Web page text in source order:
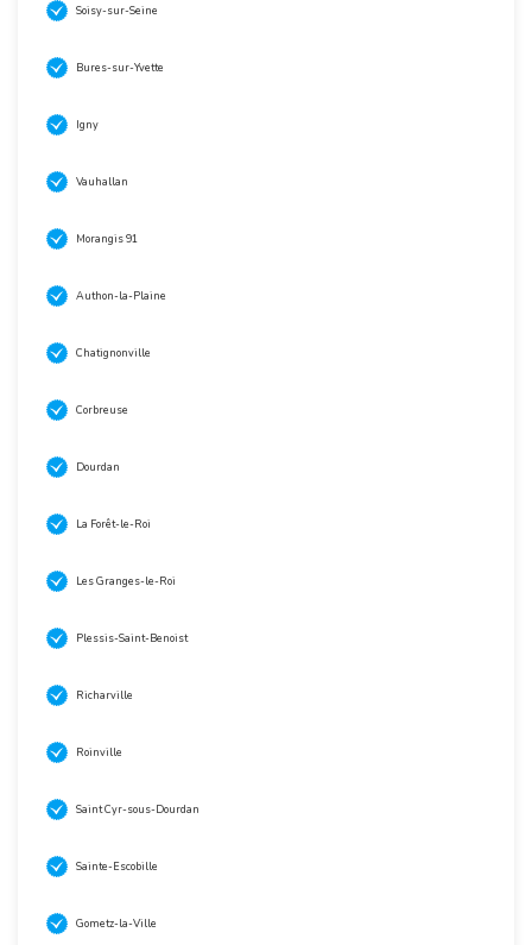
Soisy-sur-Seine
Bures-sur-Yvette
Igny
Vauhallan
Morangis 91
Authon-la-Plaine
Chatignonville
Corbreuse
Dourdan
La Forêt-le-Roi
Les Granges-le-Roi
Plessis-Saint-Benoist
Richarville
Roinville
Saint Cyr-sous-Dourdan
Sainte-Escobille
Gometz-la-Ville